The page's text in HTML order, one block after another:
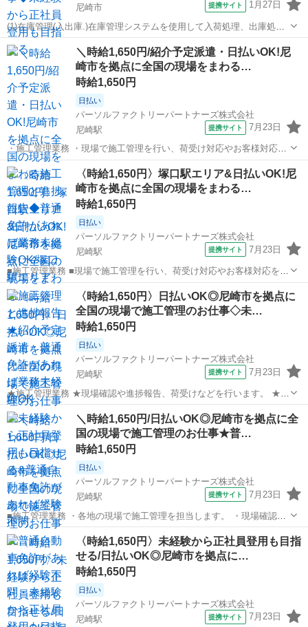
尼崎市 提携サイト 1月27日
(1)在庫管理(入出庫.)在庫管理システムを使用して入荷処理、出庫処理
など各物品の入出庫(2)在庫管理(整理整頓)棚の整理やバーコードの張
り替え(3)設置組立、在庫管理業務に余裕のある時に組立の応援作業 ■
お仕事PR ≪残...
兵庫 生産管理
＼時給1,650円/紹介予定派遣・日払いOK!尼
崎市を拠点に全国の現場をまわる…
時給1,650円
日払い
パーソルファクトリーパートナーズ株式会社
尼崎駅
提携サイト 7月23日
・施工管理業務 ・現場で施工管理を行い、荷受け対応やお客様対応を
します。 ・お昼には進捗報告、15時頃には業務報告を行います。 ・普
通自動車免許があれば未経験でもOK! ※北海道から沖縄まで、全国各
地へ出張します。 ・紹介...
兵庫 尼崎駅 生産管理
〈時給1,650円〉塚口駅エリア&日払いOK!尼
崎市を拠点に全国の現場をまわる…
時給1,650円
日払い
パーソルファクトリーパートナーズ株式会社
尼崎駅
提携サイト 7月23日
■施工管理業務 ■現場で施工管理を行い、荷受け対応やお客様対応をし
ます。 ■お昼には進捗報告、15時頃には業務報告を行います。 ■普通
自動車免許があれば未経験でもOK! ※北海道から沖縄まで、全国各地
へ出張します。 ■紹介...
兵庫 尼崎駅 生産管理
〈時給1,650円〉日払いOK◎尼崎市を拠点に
全国の現場で施工管理のお仕事◇未…
時給1,650円
日払い
パーソルファクトリーパートナーズ株式会社
尼崎駅
提携サイト 7月23日
★施工管理業務 ★現場確認や進捗報告、荷受けなどを行います。 ★各
地の現場で施工管理を担当します。 ★未経験OK!普通自動車免許があ
ればすぐに始められます。 ※北海道から沖縄まで、全国各地へ出張し
ます。 ★紹介予定派遣の求...
兵庫 生産管理
＼時給1,650円/日払いOK◎尼崎市を拠点に全
国の現場で施工管理のお仕事★普…
時給1,650円
日払い
パーソルファクトリーパートナーズ株式会社
尼崎駅
提携サイト 7月23日
■施工管理業務 ・各地の現場で施工管理を担当します。 ・現場確認や
進捗報告、荷受けなどを行います。 ・未経験OK!普通自動車免許があ
ればすぐに始められます。 ※北海道から沖縄まで、全国各地へ出張し
ます。 ★紹介予定派遣の求...
兵庫 尼崎駅 生産管理
〈時給1,650円〉未経験から正社員登用も目指
せる/日払いOK◎尼崎市を拠点に…
時給1,650円
日払い
パーソルファクトリーパートナーズ株式会社
尼崎駅
提携サイト 7月23日